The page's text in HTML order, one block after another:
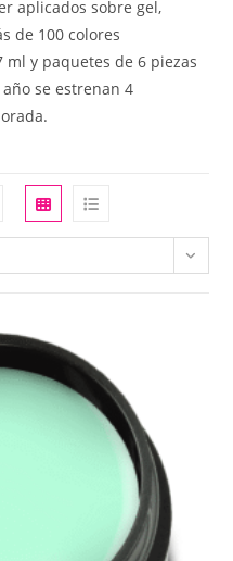
aplicados sobre gel,
de 100 colores
y paquetes de 6 piezas
se estrenan 4